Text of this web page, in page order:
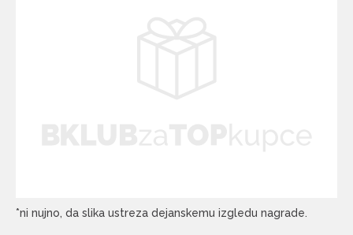
*ni nujno, da slika ustreza dejanskemu izgledu nagrade.